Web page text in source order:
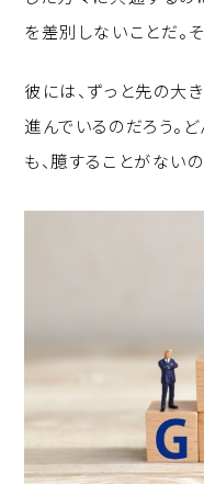
を差別しないことだ。
彼には、ずっと先の大
進んでいるのだろう。
も、臆することがない